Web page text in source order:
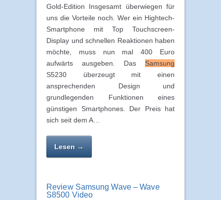
Gold-Edition Insgesamt überwiegen für
uns die Vorteile noch. Wer ein Hightech-
Smartphone mit Top Touchscreen-
Display und schnellen Reaktionen haben
möchte, muss nun mal 400 Euro
aufwärts ausgeben. Das Samsung
S5230 überzeugt mit einen
ansprechenden Design und
grundlegenden Funktionen eines
günstigen Smartphones. Der Preis hat
sich seit dem A…
Lesen →
Review Samsung Wave – Wave
S8500 Video